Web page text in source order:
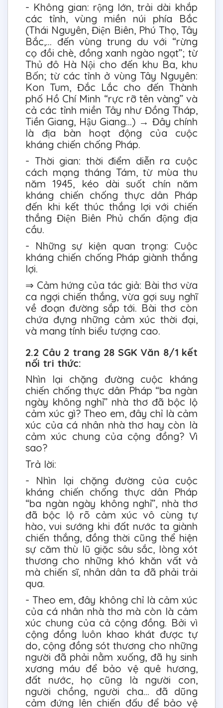
- Không gian: rộng lớn, trải dài khắp
các tỉnh, vùng miền núi phía Bắc
(Thái Nguyên, Điện Biên, Phú Thọ, Tây
Bắc,… đến vùng trung du với “rừng
cọ đồi chè, đồng xanh ngào ngạt”; từ
Thủ đô Hà Nội cho đến khu Ba, khu
Bốn; từ các tỉnh ở vùng Tây Nguyên:
Kon Tum, Đắc Lắc cho đến Thành
phố Hồ Chí Minh “rực rỡ tên vàng” và
cả các tỉnh miền Tây như Đồng Tháp,
Tiền Giang, Hậu Giang…) → Đây chính
là địa bàn hoạt động của cuộc
kháng chiến chống Pháp.
- Thời gian: thời điểm diễn ra cuộc
cách mạng tháng Tám, từ mùa thu
năm 1945, kéo dài suốt chín năm
kháng chiến chống thực dân Pháp
đến khi kết thúc thắng lợi với chiến
thắng Điện Biên Phủ chấn động địa
cầu.
- Những sự kiện quan trọng: Cuộc
kháng chiến chống Pháp giành thắng
lợi.
⇒ Cảm hứng của tác giả: Bài thơ vừa
ca ngợi chiến thắng, vừa gợi suy nghĩ
về đoạn đường sắp tới. Bài thơ còn
chứa đựng những cảm xúc thời đại,
và mang tính biểu tượng cao.
2.2 Câu 2 trang 28 SGK Văn 8/1 kết
nối tri thức:
Nhìn lại chặng đường cuộc kháng
chiến chống thực dân Pháp “ba ngàn
ngày không nghỉ” nhà thơ đã bộc lộ
cảm xúc gì? Theo em, đây chỉ là cảm
xúc của cá nhân nhà thơ hay còn là
cảm xúc chung của cộng đồng? Vì
sao?
Trả lời:
- Nhìn lại chặng đường của cuộc
kháng chiến chống thực dân Pháp
“ba ngàn ngày không nghỉ”, nhà thơ
đã bộc lộ rõ cảm xúc vô cùng tự
hào, vui sướng khi đất nước ta giành
chiến thắng, đồng thời cũng thể hiện
sự căm thù lũ giặc sâu sắc, lòng xót
thương cho những khó khăn vất vả
mà chiến sĩ, nhân dân ta đã phải trải
qua.
- Theo em, đây không chỉ là cảm xúc
của cá nhân nhà thơ mà còn là cảm
xúc chung của cả cộng đồng. Bởi vì
cộng đồng luôn khao khát được tự
do, cộng đồng sót thương cho những
người đã phải nằm xuống, đã hy sinh
xương máu để bảo vệ quê hương,
đất nước, họ cũng là người con,
người chồng, người cha… đã dũng
cảm đứng lên chiến đấu để bảo vệ